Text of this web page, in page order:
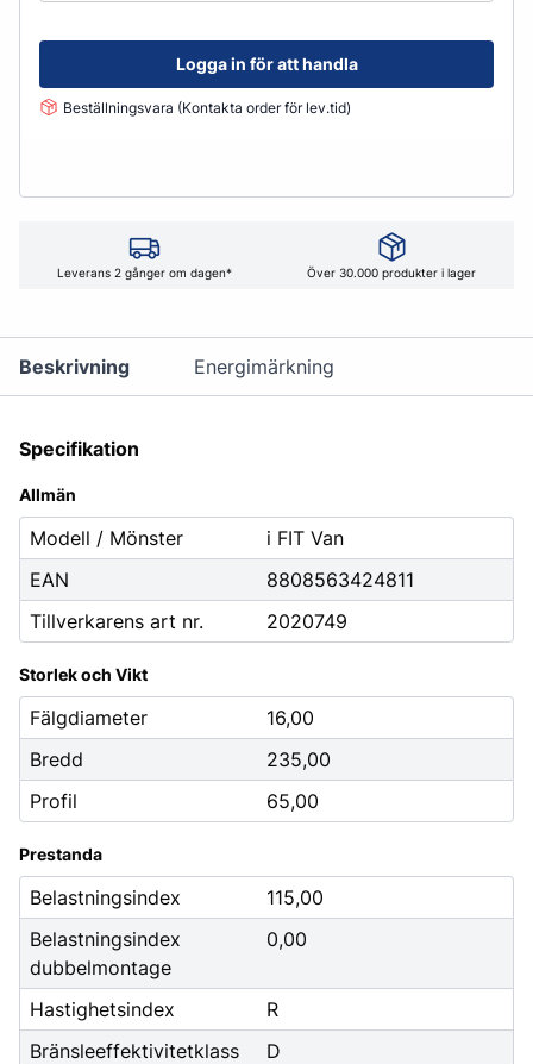
Logga in för att handla
Beställningsvara (Kontakta order för lev.tid)
Leverans 2 gånger om dagen* Över 30.000 produkter i lager
Beskrivning Energimärkning
Specifikation
Allmän
Modell / Mönster
i FIT Van
EAN
8808563424811
Tillverkarens art nr.
2020749
Storlek och Vikt
Fälgdiameter
16,00
Bredd
235,00
Profil
65,00
Prestanda
Belastningsindex
115,00
Belastningsindex
dubbelmontage
0,00
Hastighetsindex
R
Bränsleeffektivitetklass
D